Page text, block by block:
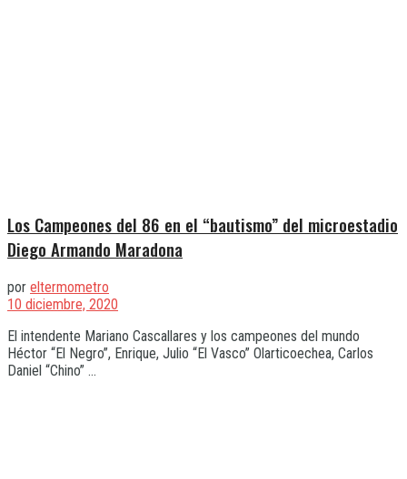
Los Campeones del 86 en el “bautismo” del microestadio
Diego Armando Maradona
por eltermometro
10 diciembre, 2020
El intendente Mariano Cascallares y los campeones del mundo
Héctor “El Negro”, Enrique, Julio “El Vasco” Olarticoechea, Carlos
Daniel “Chino” ...